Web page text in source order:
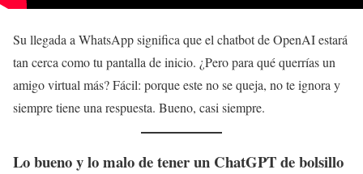
Su llegada a WhatsApp significa que el chatbot de OpenAI estará
tan cerca como tu pantalla de inicio. ¿Pero para qué querrías un
amigo virtual más? Fácil: porque este no se queja, no te ignora y
siempre tiene una respuesta. Bueno, casi siempre.
Lo bueno y lo malo de tener un ChatGPT de bolsillo